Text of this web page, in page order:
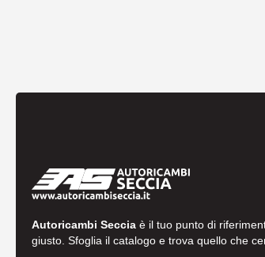
Autoricambi Seccia è il tuo punto di
giusto. Sfoglia il catalogo e trova quello che